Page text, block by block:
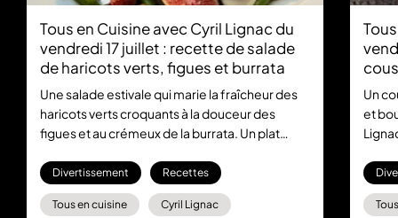
Tous en Cuisine avec Cyril Lignac du
vendredi 17 juillet : recette de salade
de haricots verts, figues et burrata
Une salade estivale qui marie la fraîcheur des
haricots verts croquants à la douceur des
figues et au crémeux de la burrata. Un plat
en Cuisine, du lundi au vendredi à 18:30 sur M6
et en streaming sur M6+
Divertissement Recettes
Tous en cuisine Cyril Lignac
Un
et